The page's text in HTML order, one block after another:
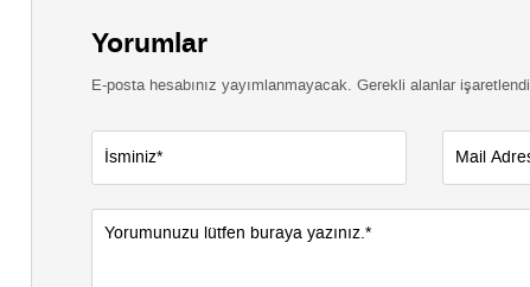
Yorumlar
E-posta hesabınız yayımlanmayacak. Gerekli alanlar işaretlendi